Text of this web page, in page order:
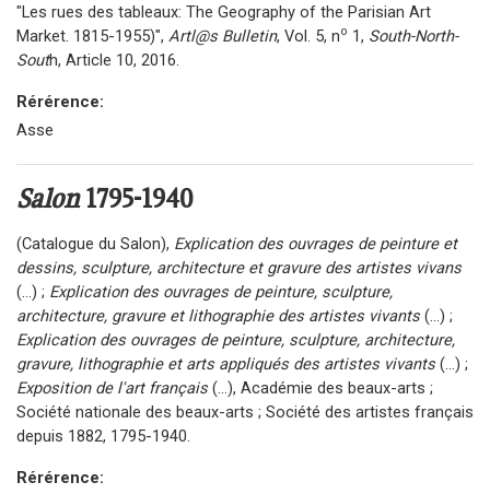
"Les rues des tableaux: The Geography of the Parisian Art
Market. 1815-1955)", Artl@s Bulletin, Vol. 5, no 1, South-North-
South, Article 10, 2016.
Rérérence:
Asse
Salon1795-1940
(Catalogue du Salon), Explication des ouvrages de peinture et
dessins, sculpture, architecture et gravure des artistes vivans
(...) ; Explication des ouvrages de peinture, sculpture,
architecture, gravure et lithographie des artistes vivants (...) ;
Explication des ouvrages de peinture, sculpture, architecture,
gravure, lithographie et arts appliqués des artistes vivants (...) ;
Exposition de l'art français (...), Académie des beaux-arts ;
Société nationale des beaux-arts ; Société des artistes français
depuis 1882, 1795-1940.
Rérérence: